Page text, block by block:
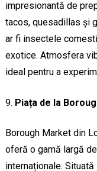
impresionantă de
tacos, quesadillas și
ar fi insectele
exotice. Atmosfera
ideal pentru a
Piața de la
Borough Market din
oferă o gamă largă
internaționale.